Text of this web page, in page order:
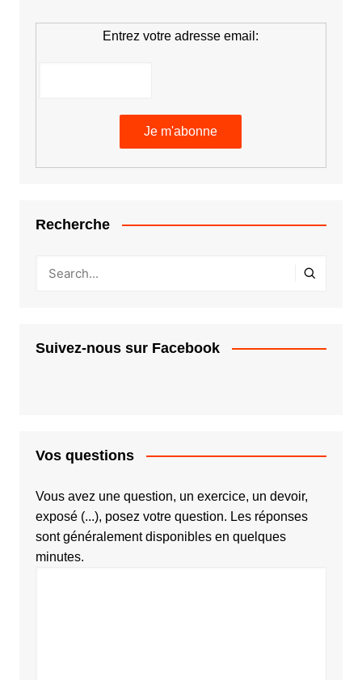
Entrez votre adresse email:
Recherche
Suivez-nous sur Facebook
Vos questions
Vous avez une question, un exercice, un devoir,
exposé (...), posez votre question. Les réponses
sont généralement disponibles en quelques
minutes.